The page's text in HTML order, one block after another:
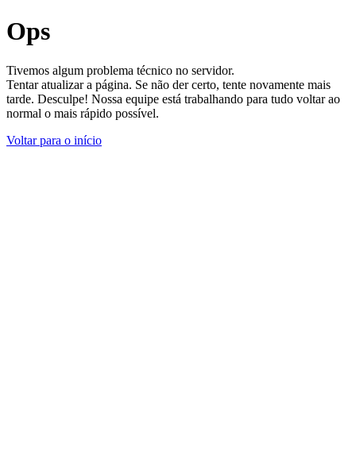
Ops
Tivemos algum problema técnico no servidor.
Tentar atualizar a página. Se não der certo, tente novamente mais
tarde. Desculpe! Nossa equipe está trabalhando para tudo voltar ao
normal o mais rápido possível.
Voltar para o início